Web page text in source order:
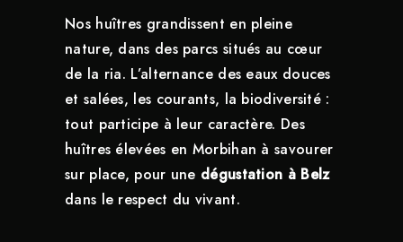
Nos huîtres grandissent en pleine
nature, dans des parcs situés au cœur
de la ria. L’alternance des eaux douces
et salées, les courants, la biodiversité :
tout participe à leur caractère. Des
huîtres élevées en Morbihan à savourer
sur place, pour une dégustation à Belz
dans le respect du vivant.